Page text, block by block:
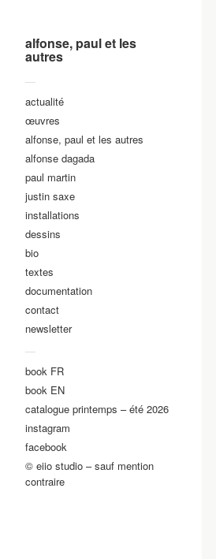
alfonse, paul et les
autres
—
actualité
œuvres
alfonse, paul et les autres
alfonse dagada
paul martin
justin saxe
installations
dessins
bio
textes
documentation
contact
newsletter
—
book FR
book EN
catalogue printemps – été 2026
instagram
facebook
© eiio studio – sauf mention
contraire